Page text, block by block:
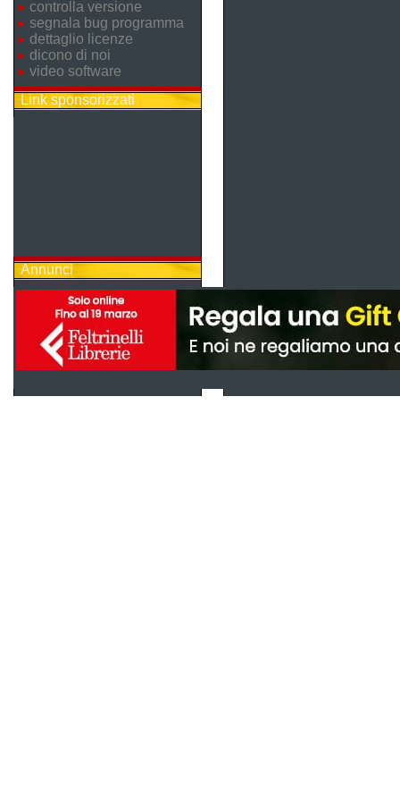
controlla versione
segnala bug programma
dettaglio licenze
dicono di noi
video software
Link sponsorizzati
Annunci